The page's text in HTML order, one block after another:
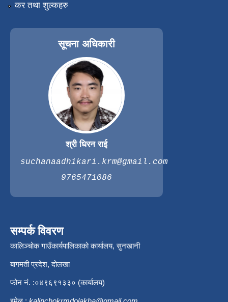
कर तथा शुल्कहरु
सूचना अधिकारी
श्री धिरन राई
suchanaadhikari.krm@gmail.com
9765471086
सम्पर्क विवरण
कालिञ्चोक गाउँकार्यपालिकाको कार्यालय, सुनखानी
बागमती प्रदेश, दोलखा
फोन नं. :०४९६९१३३० (कार्यालय)